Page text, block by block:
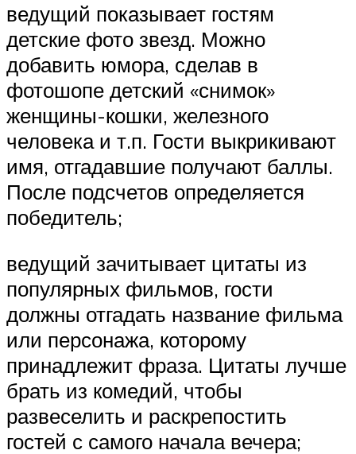
ведущий показывает гостям
детские фото звезд. Можно
добавить юмора, сделав в
фотошопе детский «снимок»
женщины-кошки, железного
человека и т.п. Гости выкрикивают
имя, отгадавшие получают баллы.
После подсчетов определяется
победитель;
ведущий зачитывает цитаты из
популярных фильмов, гости
должны отгадать название фильма
или персонажа, которому
принадлежит фраза. Цитаты лучше
брать из комедий, чтобы
развеселить и раскрепостить
гостей с самого начала вечера;